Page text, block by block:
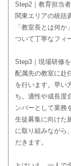
Step2｜教育担当
関東エリアの統括
「教室長とは何
ついて丁寧なフィ
Step3｜現場研修
配属先の教室に赴
を行います。早い
ち。適性や成長度
ンバーとして業務
生徒募集に向けた
に取り組みながら
だきます。